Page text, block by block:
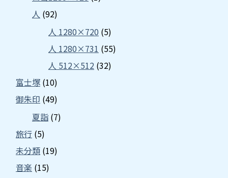
人 (92)
人 1280×720 (5)
人 1280×731 (55)
人 512×512 (32)
富士塚 (10)
御朱印 (49)
夏詣 (7)
旅行 (5)
未分類 (19)
音楽 (15)